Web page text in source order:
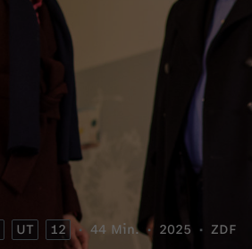
UT 12 44 Min. 2025 ZDF